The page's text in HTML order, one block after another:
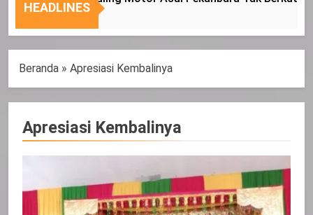
Nasional
Tepat
HEADLINES
Beranda » Apresiasi Kembalinya
Apresiasi Kembalinya